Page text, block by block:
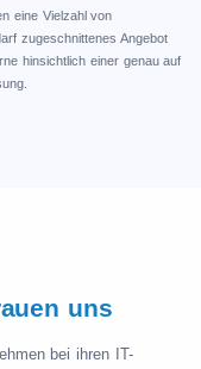
eine Vielzahl von
zugeschnittenes Angebot
hinsichtlich einer genau auf
uns
bei ihren IT-